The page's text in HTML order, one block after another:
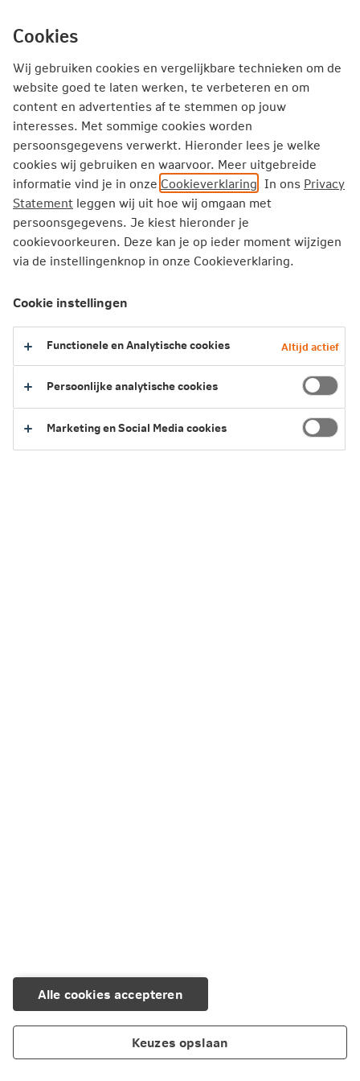
direct
naar
Producten Service en Contact Inspiratie
Particulier Pensioen
Tegemoetkomingsregeling
Wijziging toezicht op beleggingsfondsen
Wijziging toezicht op
beleggingsfondsen
Voor de werkgever
Van Financiële Bijsluiter naar Essentiele
Beleggers Informatie
Waarom?
Lopende kosten
Cookies
Wij gebruiken cookies en vergelijkbare technieken om de
website goed te laten werken, te verbeteren en om
content en advertenties af te stemmen op jouw
interesses. Met sommige cookies worden
persoonsgegevens verwerkt. Hieronder lees je welke
cookies wij gebruiken en waarvoor. Meer uitgebreide
informatie vind je in onze Cookieverklaring. In ons Privacy
Statement leggen wij uit hoe wij omgaan met
persoonsgegevens. Je kiest hieronder je
cookievoorkeuren. Deze kan je op ieder moment wijzigen
via de instellingenknop in onze Cookieverklaring.
Alle cookies accepteren
Cookie instellingen
Functionele en Analytische cookies Altijd actief
Persoonlijke analytische cookies
Marketing en Social Media cookies
Keuzes opslaan